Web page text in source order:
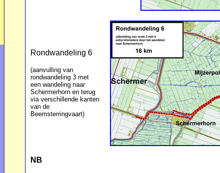
Rondwandeling 6
(aanvulling van
rondwandeling 3 met
een wandeling naar
Schermerhorn en terug
via verschillende kanten
van de
Beemsterringvaart)
NB